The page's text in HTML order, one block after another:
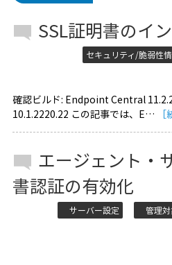
SSL証明書のイ
セキュリティ/脆弱性
確認ビルド: Endpoint Central
10.1.2220.22 この記事では、E…
エージェント・
書認証の有効化
サーバー設定 管理対